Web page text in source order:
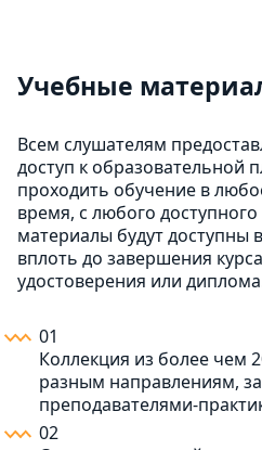
Учебные
Всем слушателям
доступ к образовательной
проходить обучение в
время, с любого
материалы будут
вплоть до завершения
удостоверения или
01
Коллекция из более чем
разным направлениям,
преподавателями-
02